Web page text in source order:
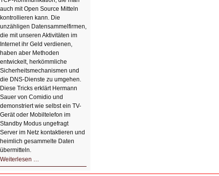
auch mit Open Source Mitteln
kontrollieren kann. Die
unzähligen Datensammelfirmen,
die mit unseren Aktivitäten im
Internet ihr Geld verdienen,
haben aber Methoden
entwickelt, herkömmliche
Sicherheitsmechanismen und
die DNS-Dienste zu umgehen.
Diese Tricks erklärt Hermann
Sauer von Comidio und
demonstriert wie selbst ein TV-
Gerät oder Mobiltelefon im
Standby Modus ungefragt
Server im Netz kontaktieren und
heimlich gesammelte Daten
übermitteln.
Weiterlesen …
DNS